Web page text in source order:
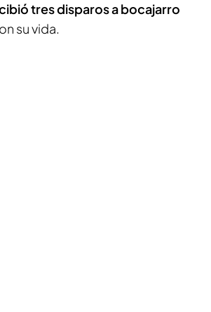
tres disparos a bocajarro
su vida.